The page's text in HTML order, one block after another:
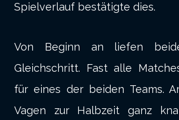
Spielverlauf bestätigte dies.
Von Beginn an liefen
Gleichschritt. Fast alle
für eines der beiden Teams.
Vagen zur Halbzeit ganz